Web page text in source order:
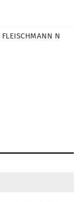
FLEISCHMANN N